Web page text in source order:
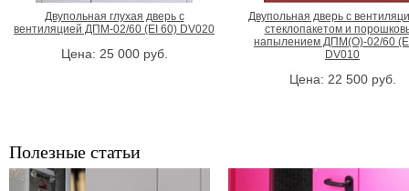
Двупольная глухая дверь с
вентиляцией ДПМ-02/60 (EI 60) DV020
Цена: 25 000руб.
Двупольная дверь с
стеклопакетом и
напылением ДПМ(О)-02/60
DV010
Цена: 22 500руб.
Полезные статьи